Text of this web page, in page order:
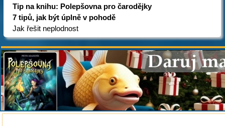
Tip na knihu: Polepšovna pro čarodějky
7 tipů, jak být úplně v pohodě
Jak řešit neplodnost